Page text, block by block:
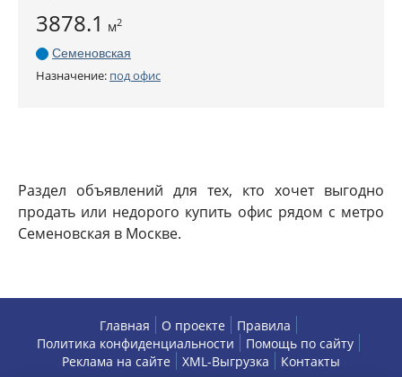
3878.1 м2
Семеновская
Назначение: под офис
Раздел объявлений для тех, кто хочет выгодно
продать или недорого купить офис рядом с метро
Семеновская в Москве.
Главная О проекте
Правила
Политика конфиденциальности
Помощь по сайту
Реклама на сайте
XML-Выгрузка Контакты